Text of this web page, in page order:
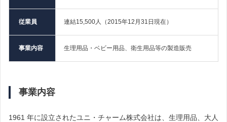
従業員 連結15,500人（2015年12月31日現在）
事業内容 生理用品・ベビー用品、衛生用品等の製造販売
事業内容
1961 年に設立されたユニ・チャーム株式会社は、生理用品、大人